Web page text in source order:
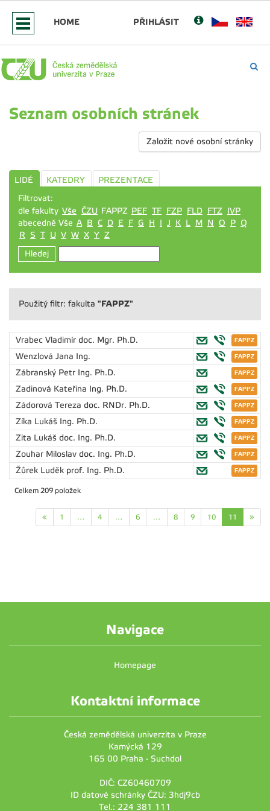
HOME PŘIHLÁSIT
Seznam osobních stránek
Založit nové osobní stránky
LIDÉ KATEDRY
PREZENTACE
Filtrovat:
dle fakulty Vše ČZU FAPPZ PEF TF FZP FLD FTZ IVP
abecedně Vše A B C D E F G H I J K L M N O P Q
R S T U V W X Y Z
Hledej
Použitý filtr: fakulta "FAPPZ"
Vrabec Vladimír doc. Mgr. Ph.D.
Wenzlová Jana Ing.
Zábranský Petr Ing. Ph.D.
Zadinová Kateřina Ing. Ph.D.
Zádorová Tereza doc. RNDr. Ph.D.
Zíka Lukáš Ing. Ph.D.
Zita Lukáš doc. Ing. Ph.D.
Zouhar Miloslav doc. Ing. Ph.D.
Žůrek Luděk prof. Ing. Ph.D.
Celkem 209 položek
« 1 … 4 … 6 … 8 9 10 11 »
Navigace
Homepage
Kontaktní informace
Česká zemědělská univerzita v Praze
Kamýcká 129
165 00 Praha - Suchdol
DIČ: CZ60460709
ID datové schránky ČZU: 3hdj9cb
Tel.: 224 381 111